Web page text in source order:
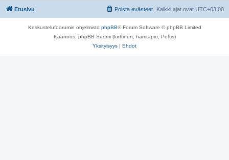
Etusivu Kaikki ajat ovat UTC+03:00
Poista evästeet
Keskustelufoorumin ohjelmisto phpBB® Forum Software © phpBB Limited
Käännös: phpBB Suomi (lurttinen, harritapio, Pettis)
Yksityisyys | Ehdot